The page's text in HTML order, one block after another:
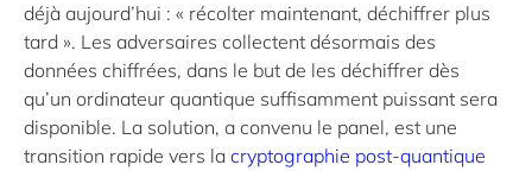
déjà aujourd’hui : « récolter maintenant, déchiffrer plus
tard ». Les adversaires collectent désormais des
données chiffrées, dans le but de les déchiffrer dès
qu’un ordinateur quantique suffisamment puissant sera
disponible. La solution, a convenu le panel, est une
transition rapide vers la cryptographie post-quantique